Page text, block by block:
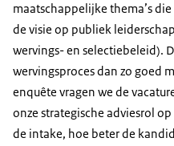
maatschappelijke thema’s
de visie op publiek
wervings- en selectiebeleid).
wervingsproces dan zo goed
enquête vragen we de
onze strategische adviesrol
de intake, hoe beter de